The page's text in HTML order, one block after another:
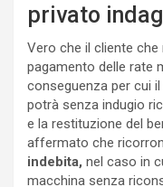
privato
Vero che il cliente che
pagamento delle rate
conseguenza per cui
potrà senza indugio
e la restituzione del
affermato che
indebita, nel caso in
macchina senza